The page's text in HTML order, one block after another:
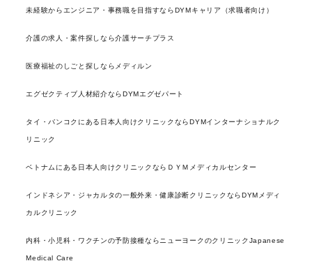
未経験からエンジニア・事務職を目指すならDYMキャリア（求職者向け）
介護の求人・案件探しなら介護サーチプラス
医療福祉のしごと探しならメディルン
エグゼクティブ人材紹介ならDYMエグゼパート
タイ・バンコクにある日本人向けクリニックならDYMインターナショナルク
リニック
ベトナムにある日本人向けクリニックならＤＹＭメディカルセンター
インドネシア・ジャカルタの一般外来・健康診断クリニックならDYMメディ
カルクリニック
内科・小児科・ワクチンの予防接種ならニューヨークのクリニックJapanese
Medical Care